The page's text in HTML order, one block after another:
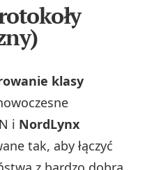
klasy
i NordLynx
tak, aby łączyć